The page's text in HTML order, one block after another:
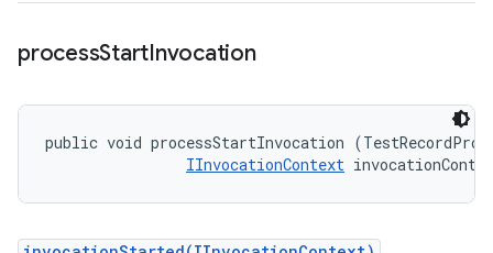
processStartInvocation
public void processStartInvocation
IInvocationContext